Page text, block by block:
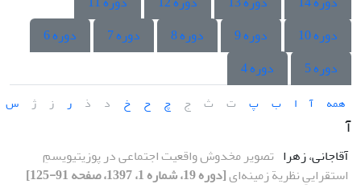
دوره 10
دوره 9 دوره 8 دوره 7
دوره 6
دوره 5
دوره 4
همه آ ا ب پ ت ث ج چ ح خ د ذ ر ز ژ س
آ
آقاجانی، زهرا تصویر مخدوش واقعیت اجتماعی در پوزیتیویسمِ
استقراییِ نظریة زمینه‌ای[دوره 19، شماره 1، 1397، صفحه 91-125]